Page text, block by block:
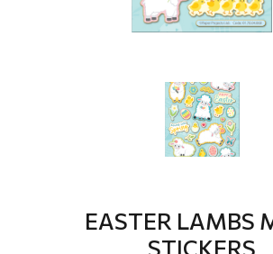
EASTER LAMBS
STICKERS